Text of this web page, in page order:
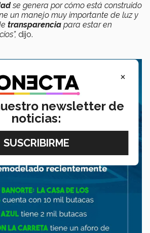
se genera por cómo está construido
un manejo muy importante de luz y
transparencia para estar en
dijo.
×
newsletter de
noticias: